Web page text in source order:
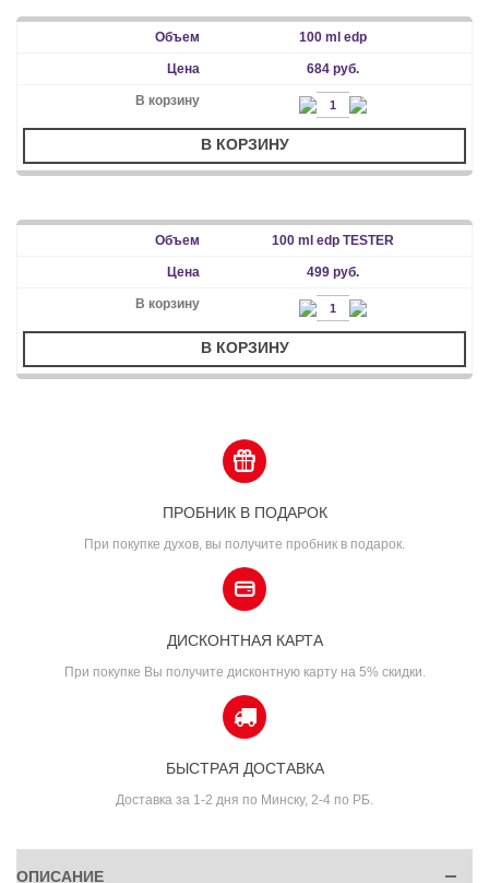
100 ml edp
684 руб.
В КОРЗИНУ
100 ml edp TESTER
499 руб.
В КОРЗИНУ
ПРОБНИК В ПОДАРОК
При покупке духов, вы получите пробник в подарок.
ДИСКОНТНАЯ КАРТА
При покупке Вы получите дисконтную карту на 5% скидки.
БЫСТРАЯ ДОСТАВКА
Доставка за 1-2 дня по Минску, 2-4 по РБ.
ОПИСАНИЕ